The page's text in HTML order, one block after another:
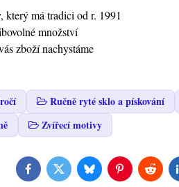
má tradici od r. 1991
množství
zboží nachystáme
Ručně ryté sklo a pískování
Zvířecí motivy
FacebookTwitterBlueskyPinterestReddit